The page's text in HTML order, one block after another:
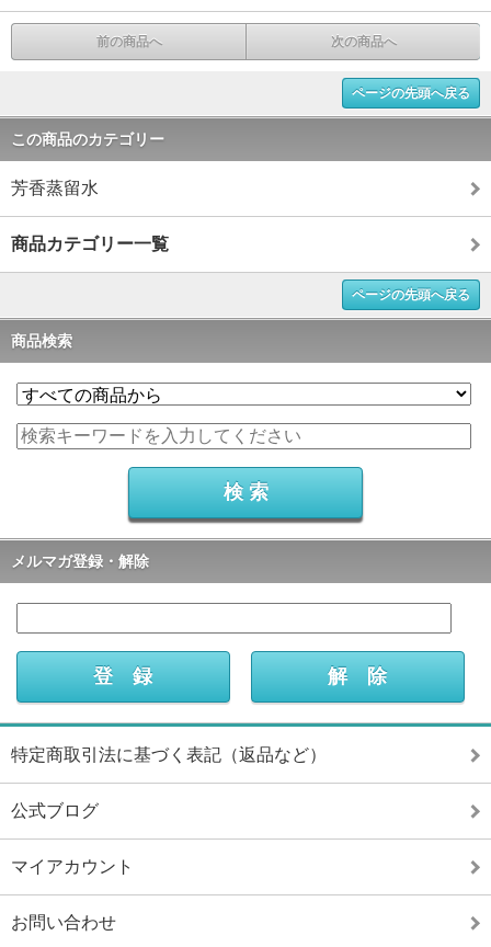
前の商品へ 次の商品へ
ページの先頭へ戻る
この商品のカテゴリー
芳香蒸留水
商品カテゴリー一覧
ページの先頭へ戻る
商品検索
メルマガ登録・解除
特定商取引法に基づく表記（返品など）
公式ブログ
マイアカウント
お問い合わせ